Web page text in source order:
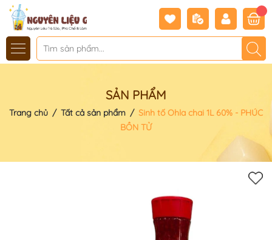
SẢN PHẨM
Trang chủ / Tất cả sản phẩm / Sinh tố Ohla chai 1L 60% - PHÚC
BỒN TỬ